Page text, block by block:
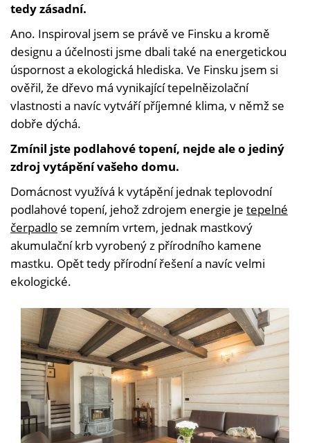
tedy zásadní.
Ano. Inspiroval jsem se právě ve Finsku a kromě
designu a účelnosti jsme dbali také na energetickou
úspornost a ekologická hlediska. Ve Finsku jsem si
ověřil, že dřevo má vynikající tepelněizolační
vlastnosti a navíc vytváří příjemné klima, v němž se
dobře dýchá.
Zmínil jste podlahové topení, nejde ale o jediný
zdroj vytápění vašeho domu.
Domácnost využívá k vytápění jednak teplovodní
podlahové topení, jehož zdrojem energie je tepelné
čerpadlo se zemním vrtem, jednak mastkový
akumulační krb vyrobený z přírodního kamene
mastku. Opět tedy přírodní řešení a navíc velmi
ekologické.